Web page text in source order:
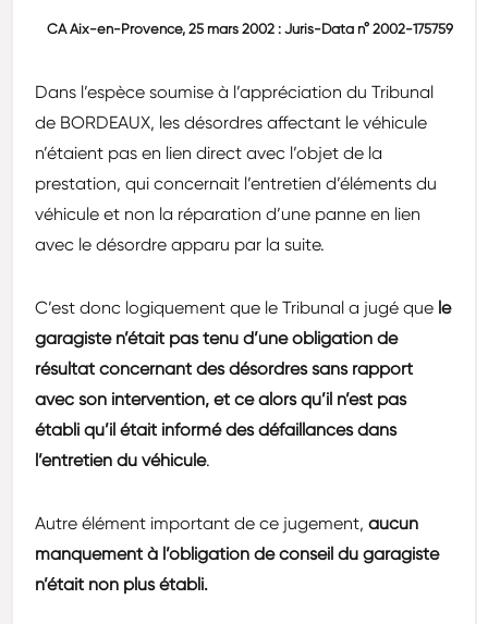
CA Aix-en-Provence, 25 mars 2002 : Juris-Data n° 2002-175759
Dans l’espèce soumise à l’appréciation du Tribunal
de BORDEAUX, les désordres affectant le véhicule
n’étaient pas en lien direct avec l’objet de la
prestation, qui concernait l’entretien d’éléments du
véhicule et non la réparation d’une panne en lien
avec le désordre apparu par la suite.
C’est donc logiquement que le Tribunal a jugé que le
garagiste n’était pas tenu d’une obligation de
résultat concernant des désordres sans rapport
avec son intervention, et ce alors qu’il n’est pas
établi qu’il était informé des défaillances dans
l’entretien du véhicule.
Autre élément important de ce jugement, aucun
manquement à l’obligation de conseil du garagiste
n’était non plus établi.